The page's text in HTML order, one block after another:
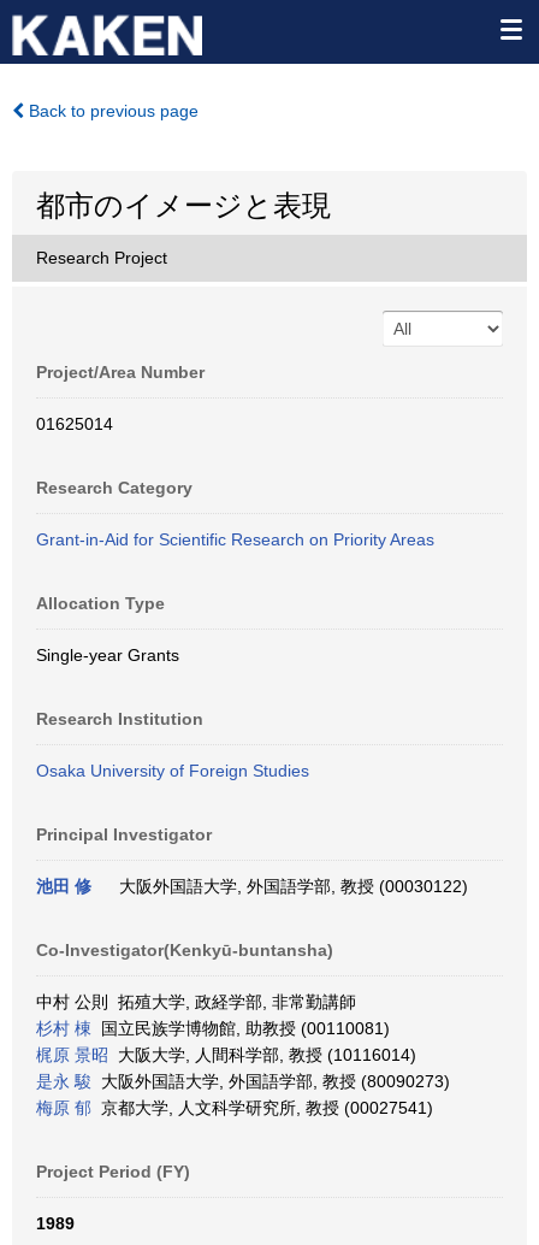
Back to previous page
都市のイメージと表現
Research Project
Project/Area Number
01625014
Research Category
Grant-in-Aid for Scientific Research on Priority Areas
Allocation Type
Single-year Grants
Research Institution
Osaka University of Foreign Studies
Principal Investigator
池田 修 大阪外国語大学, 外国語学部, 教授 (00030122)
Co-Investigator(Kenkyū-buntansha)
中村 公則 拓殖大学, 政経学部, 非常勤講師
杉村 棟 国立民族学博物館, 助教授 (00110081)
梶原 景昭 大阪大学, 人間科学部, 教授 (10116014)
是永 駿 大阪外国語大学, 外国語学部, 教授 (80090273)
梅原 郁 京都大学, 人文科学研究所, 教授 (00027541)
Project Period (FY)
1989